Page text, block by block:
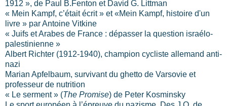
1912 », de Paul B.Fenton et David G. Littman
« Mein Kampf, c’était écrit » et «Mein Kampf, histoire d'un
livre » par Antoine Vitkine
« Juifs et Arabes de France : dépasser la question israélo-
palestinienne »
Albert Richter (1912-1940), champion cycliste allemand anti-
nazi
Marian Apfelbaum, survivant du ghetto de Varsovie et
professeur de nutrition
« Le serment » (The Promise) de Peter Kosminsky